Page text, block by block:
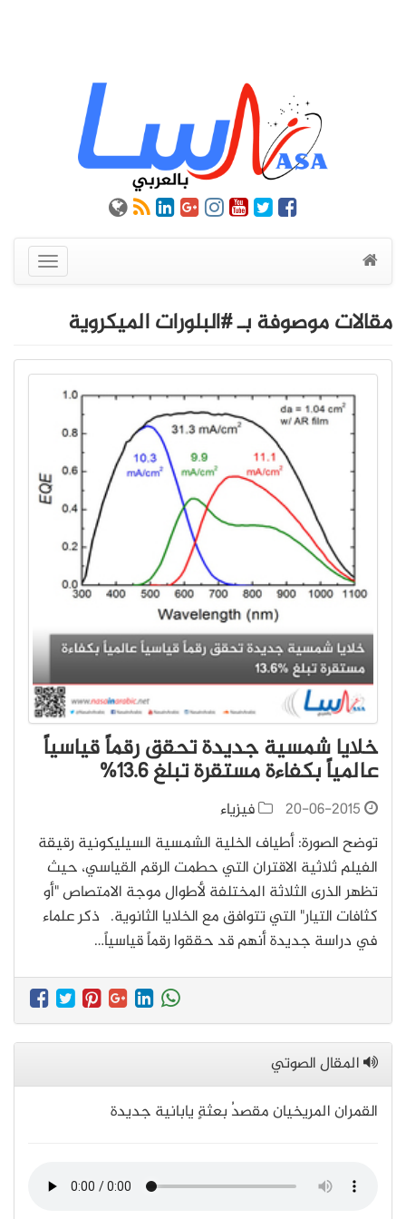
عرض
القائمة
مقالات موصوفة بـ #البلورات الميكروية
خلايا شمسية جديدة تحقق رقماً قياسياً
عالمياً بكفاءة مستقرة تبلغ 13.6%
20-06-2015
فيزياء
توضح الصورة: أطياف الخلية الشمسية السيليكونية رقيقة
الفيلم ثلاثية الاقتران التي حطمت الرقم القياسي، حيث
تظهر الذرى الثلاثة المختلفة لأطوال موجة الامتصاص "أو
كثافات التيار" التي تتوافق مع الخلايا الثانوية. ذكر علماء
في دراسة جديدة أنهم قد حققوا رقماً قياسياً…
المقال الصوتي
القمران المريخيان مقصدُ بعثةٍ يابانية جديدة